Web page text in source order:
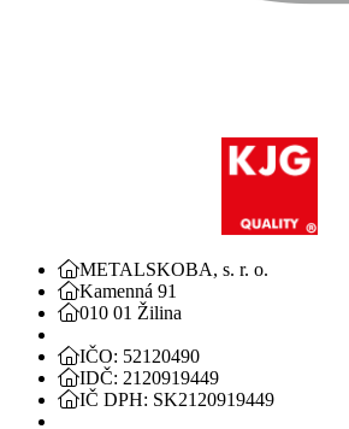
METALSKOBA, s. r. o.
Kamenná 91
010 01 Žilina
IČO: 52120490
IDČ: 2120919449
IČ DPH: SK2120919449